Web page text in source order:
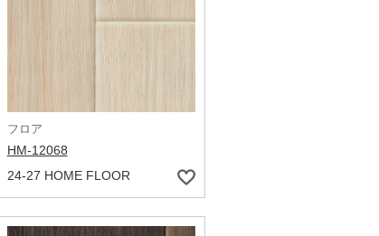
フロア
HM-12068
24-27 HOME FLOOR